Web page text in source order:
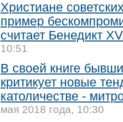
Христиане
пример
считает Бенедикт
10:51
В своей книге
критикует новые
католичестве -
мая 2018 года, 10:30